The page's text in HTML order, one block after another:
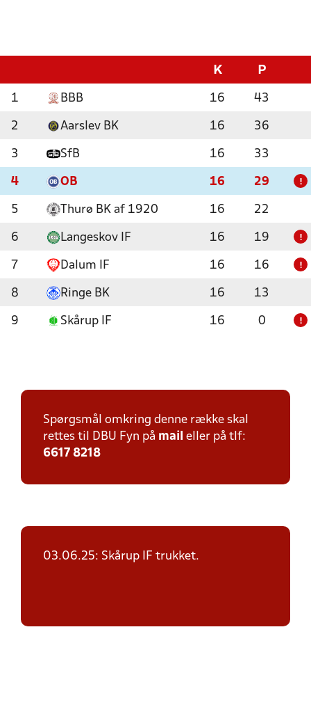
K P
1 BBB 16 43
2 Aarslev BK 16 36
3 SfB 16 33
4 OB 16 29 !
5 Thurø BK af 1920 16 22
6 Langeskov IF 16 19 !
7 Dalum IF 16 16 !
8 Ringe BK 16 13
9 Skårup IF 16 0 !
Spørgsmål omkring denne række skal
rettes til DBU Fyn på mail eller på tlf:
6617 8218
03.06.25: Skårup IF trukket.